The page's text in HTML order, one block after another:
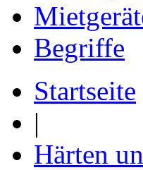
Begriffe
Startseite
|
Härten